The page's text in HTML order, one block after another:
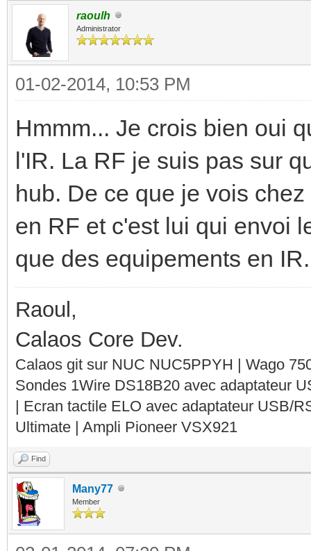
raoulh
Administrator
01-02-2014, 10:53 PM
Hmmm... Je crois bien oui
l'IR. La RF je suis pas sur
hub. De ce que je vois
en RF et c'est lui qui envoi
que des equipements en
Raoul,
Calaos Core Dev.
Calaos git sur NUC NUC5PPYH | Wago
Sondes 1Wire DS18B20 avec adaptateur
| Ecran tactile ELO avec adaptateur USB/
Ultimate | Ampli Pioneer VSX921
Find
Many77
Member